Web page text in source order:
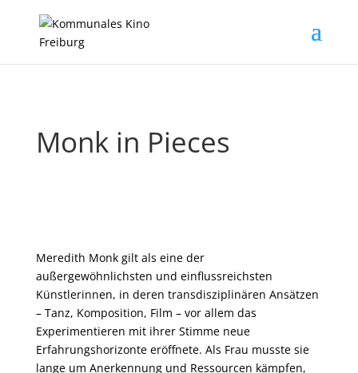
Monk in Pieces
Meredith Monk gilt als eine der
außergewöhnlichsten und einflussreichsten
Künstlerinnen, in deren transdisziplinären Ansätzen
– Tanz, Komposition, Film – vor allem das
Experimentieren mit ihrer Stimme neue
Erfahrungshorizonte eröffnete. Als Frau musste sie
lange um Anerkennung und Ressourcen kämpfen,